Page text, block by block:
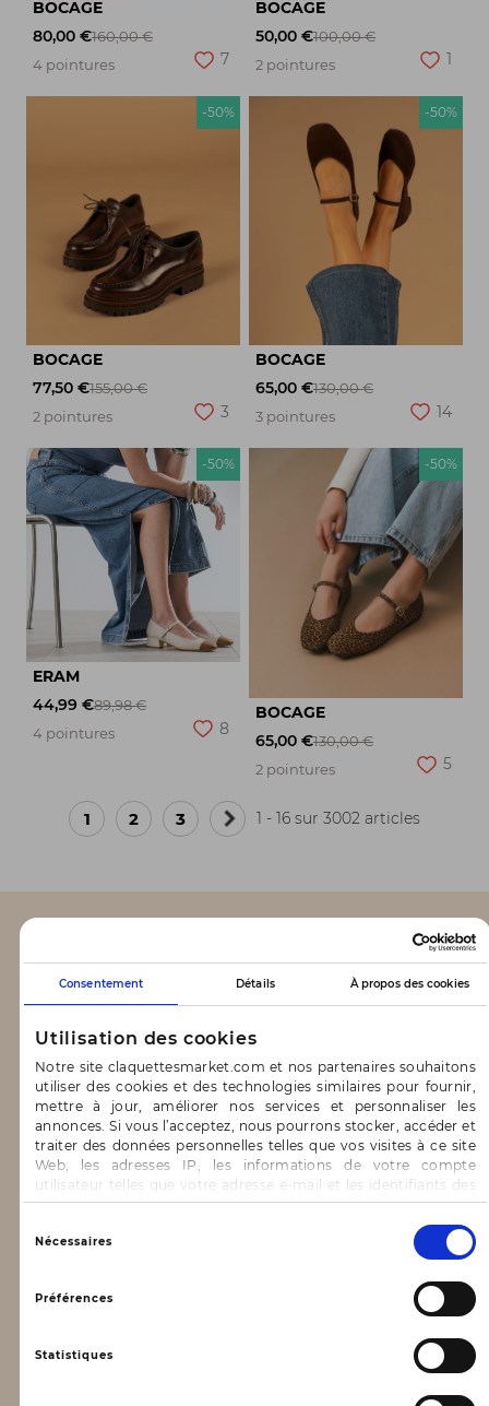
Consentement Détails À propos des cookies
Utilisation des cookies
Notre site claquettesmarket.com et nos partenaires souhaitons
utiliser des cookies et des technologies similaires pour fournir,
mettre à jour, améliorer nos services et personnaliser les
annonces. Si vous l’acceptez, nous pourrons stocker, accéder et
traiter des données personnelles telles que vos visites à ce site
Web, les adresses IP, les informations de votre compte
utilisateur telles que votre adresse e-mail et les identifiants des
cookies.
Vous avez le choix d’« Accepter » pour consentir à ces
utilisations, de « Refuser » pour vous y opposer ou
de sélectionner vos préférences concernant chaque catégorie
de cookie en cliquant sur « Valider la sélection » pour valider vos
options. Vous pouvez à tout moment modifier vos préférences
Nécessaires
Préférences
Statistiques
BOCAGE
80,00 €160,00 €
4 pointures
7
BOCAGE
50,00 €100,00 €
2 pointures
1
-50%
BOCAGE
77,50 €155,00 €
2 pointures
3
-50%
BOCAGE
65,00 €130,00 €
3 pointures
14
-50%
ERAM
44,99 €89,98 €
4 pointures
8
-50%
BOCAGE
65,00 €130,00 €
2 pointures
5
1 2 3
Page
1 - 16 sur 3002 articles
CLAQUETTES MARKET
Blog
CONTACT & AIDE
FAQ
Nous contacter
INFORMATIONS
Mentions légales
Données personnelles, vie privée